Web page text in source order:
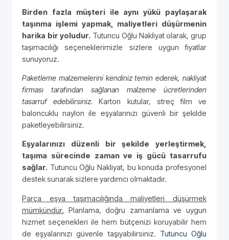
Birden fazla müşteri ile aynı yükü paylaşarak
taşınma işlemi yapmak, maliyetleri düşürmenin
harika bir yoludur. Tutuncu Oğlu Nakliyat olarak, grup
taşımacılığı seçeneklerimizle sizlere uygun fiyatlar
sunuyoruz.
Paketleme malzemelerini kendiniz temin ederek, nakliyat
firması tarafından sağlanan malzeme ücretlerinden
tasarruf edebilirsiniz. Karton kutular, streç film ve
baloncuklu naylon ile eşyalarınızı güvenli bir şekilde
paketleyebilirsiniz.
Eşyalarınızı düzenli bir şekilde yerleştirmek,
taşıma sürecinde zaman ve iş gücü tasarrufu
sağlar. Tutuncu Oğlu Nakliyat, bu konuda profesyonel
destek sunarak sizlere yardımcı olmaktadır.
Parça eşya taşımacılığında maliyetleri düşürmek
mümkündür. Planlama, doğru zamanlama ve uygun
hizmet seçenekleri ile hem bütçenizi koruyabilir hem
de eşyalarınızı güvenle taşıyabilirsiniz. Tutuncu Oğlu